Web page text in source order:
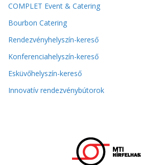
COMPLET Event & Catering
Bourbon Catering
Rendezvényhelyszín-kereső
Konferenciahelyszín-kereső
Esküvőhelyszín-kereső
Innovatív rendezvénybútorok